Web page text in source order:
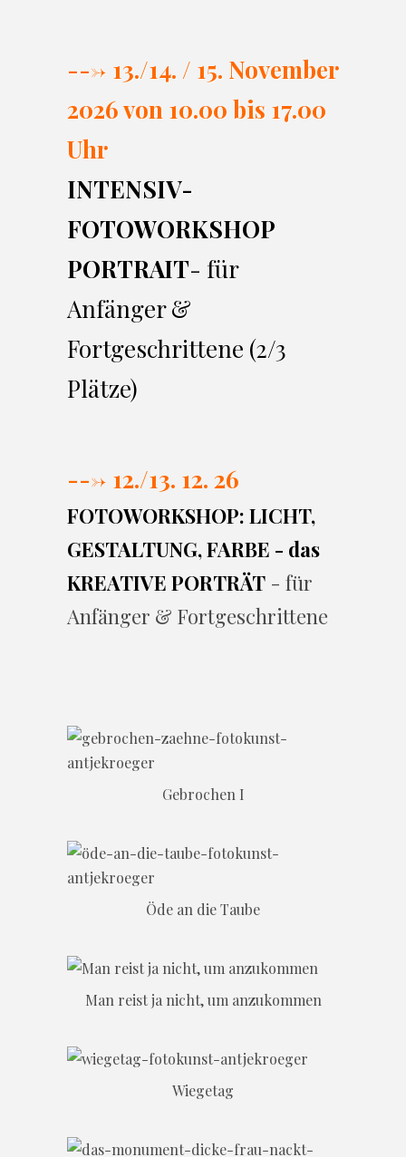
---> 13./14. / 15. November
2026 von 10.00 bis 17.00
Uhr
INTENSIV-
FOTOWORKSHOP
PORTRAIT- für
Anfänger &
Fortgeschrittene (2/3
Plätze)
---> 12./13. 12. 26
FOTOWORKSHOP: LICHT,
GESTALTUNG, FARBE - das
KREATIVE PORTRÄT - für
Anfänger & Fortgeschrittene
Gebrochen I
Öde an die Taube
Man reist ja nicht, um anzukommen
Wiegetag